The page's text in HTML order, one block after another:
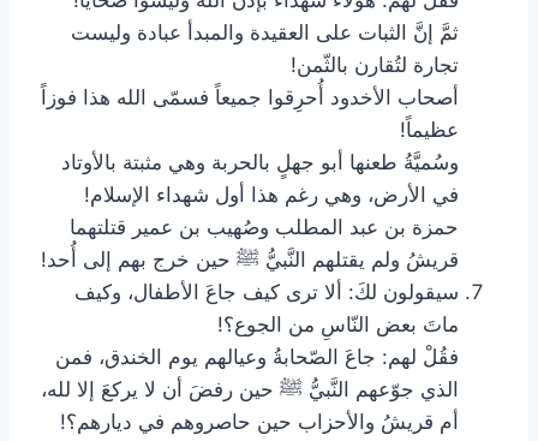
ثمَّ إنَّ الثبات على العقيدة والمبدأ عبادة وليست
تجارة لتُقارن بالثّمن!
أصحاب الأخدود أُحرِقوا جميعاً فسمّى الله هذا فوزاً
عظيماً!
وسُميَّةُ طعنها أبو جهلٍ بالحربة وهي مثبتة بالأوتاد
في الأرض، وهي رغم هذا أول شهداء الإسلام!
‏حمزة بن عبد المطلب وصُهيب بن عمير قتلتهما
قريشُ ولم يقتلهم النَّبيُّ ﷺ حين خرج بهم إلى أُحد!
سيقولون لكَ: ألا ترى كيف جاعَ الأطفال، وكيف
ماتَ بعض النّاسِ من الجوع؟!
‏فقُلْ لهم: جاعَ الصّحابةُ وعيالهم يوم الخندق، فمن
الذي جوّعهم النَّبيُّ ﷺ حين رفضَ أن لا يركعَ إلا لله،
أم قريشُ والأحزاب حين حاصروهم في ديارهم؟!